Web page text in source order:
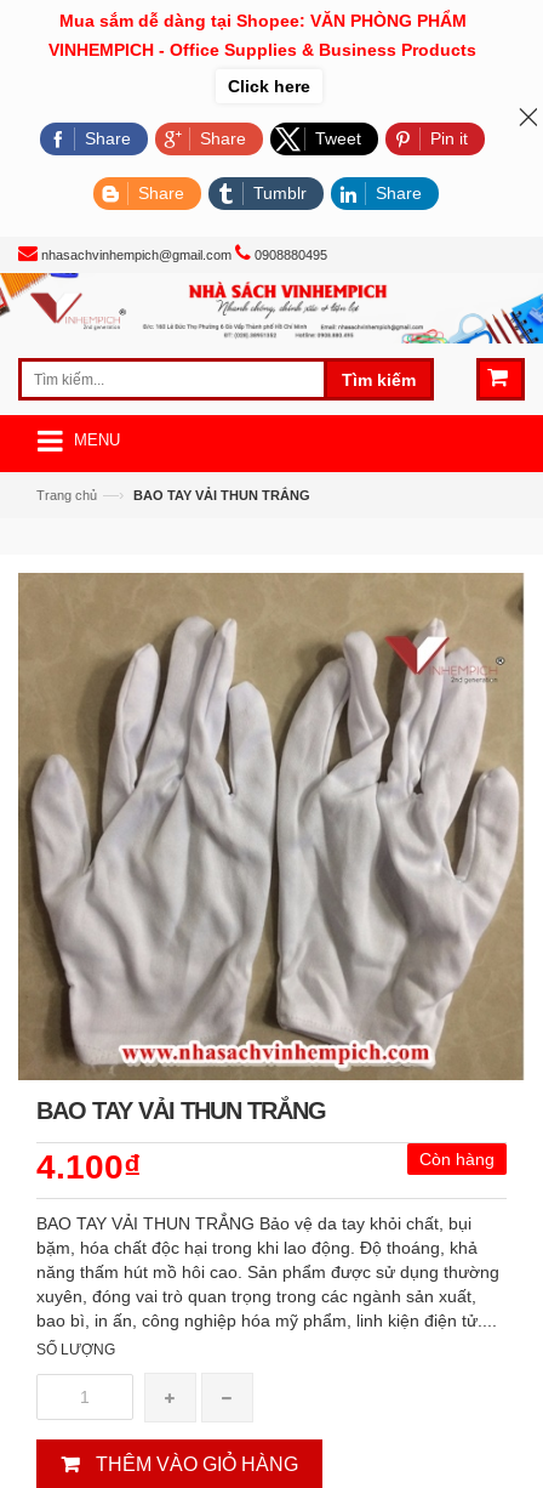
nhasachvinhempich@gmail.com 0908880495
Tìm kiếm
MENU
Trang chủ —› BAO TAY VẢI THUN TRẮNG
BAO TAY VẢI THUN TRẮNG
Còn hàng
4.100₫
BAO TAY VẢI THUN TRẮNG Bảo vệ da tay khỏi chất, bụi
bặm, hóa chất độc hại trong khi lao động. Độ thoáng, khả
năng thấm hút mồ hôi cao. Sản phẩm được sử dụng thường
xuyên, đóng vai trò quan trọng trong các ngành sản xuất,
bao bì, in ấn, công nghiệp hóa mỹ phẩm, linh kiện điện tử....
SỐ LƯỢNG
THÊM VÀO GIỎ HÀNG
Mua sắm dễ dàng tại Shopee: VĂN PHÒNG PHẨM
VINHEMPICH - Office Supplies & Business Products
Click here
Share Share Tweet Pin it
Share Tumblr Share